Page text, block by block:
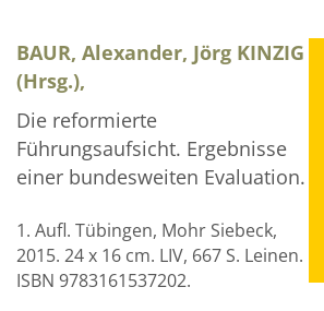
BAUR, Alexander, Jörg KINZIG
(Hrsg.),
Die reformierte
Führungsaufsicht. Ergebnisse
einer bundesweiten Evaluation.
1. Aufl. Tübingen, Mohr Siebeck,
2015. 24 x 16 cm. LIV, 667 S. Leinen.
ISBN 9783161537202.